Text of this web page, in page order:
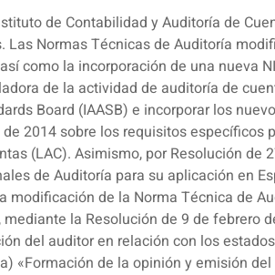
de Contabilidad y Auditoría de
Normas Técnicas de Auditoría
como la incorporación de una nueva
de la actividad de auditoría de
Board (IAASB) e incorporar los
2014 sobre los requisitos
(LAC). Asimismo, por Resolución
de Auditoría para su aplicación en
modificación de la Norma Técnica de
la Resolución de 9 de
del auditor en relación con los
«Formación de la opinión y emisión